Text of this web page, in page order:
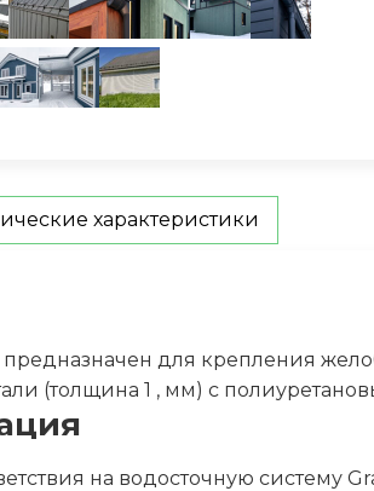
характеристики
предназначен для крепления
(толщина 1 , мм) с
на водосточную систему